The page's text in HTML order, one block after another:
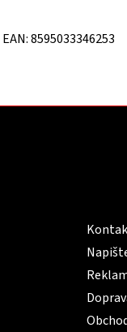
EAN:8595033346253